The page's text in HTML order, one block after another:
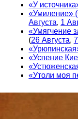
«У
«Умиление»
Августа, 1
«Умягчение
(26 Августа,
«Успение
«Утоли моя